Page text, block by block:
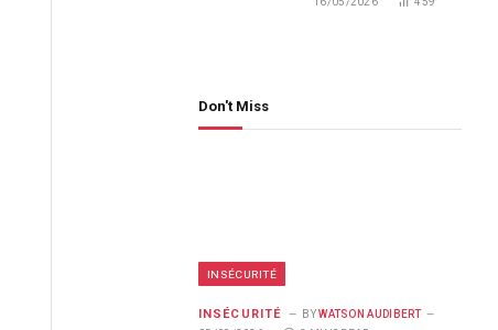
Don't Miss
INSÉCURITÉ
INSÉCURITÉ BY WATSON AUDIBERT